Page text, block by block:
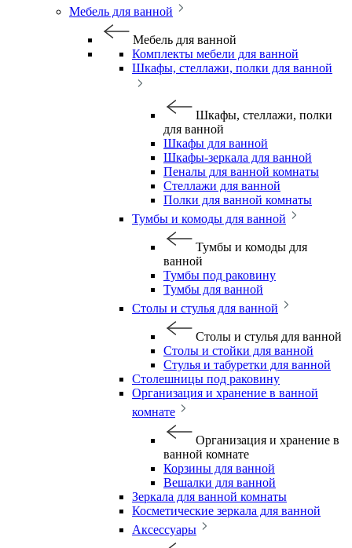
Мебель для ванной
Мебель для ванной
Комплекты мебели для ванной
Шкафы, стеллажи, полки для ванной
Шкафы, стеллажи, полки
для ванной
Шкафы для ванной
Шкафы-зеркала для ванной
Пеналы для ванной комнаты
Стеллажи для ванной
Полки для ванной комнаты
Тумбы и комоды для ванной
Тумбы и комоды для
ванной
Тумбы под раковину
Тумбы для ванной
Столы и стулья для ванной
Столы и стулья для ванной
Столы и стойки для ванной
Стулья и табуретки для ванной
Столешницы под раковину
Организация и хранение в ванной
комнате
Организация и хранение в
ванной комнате
Корзины для ванной
Вешалки для ванной
Зеркала для ванной комнаты
Косметические зеркала для ванной
Аксессуары